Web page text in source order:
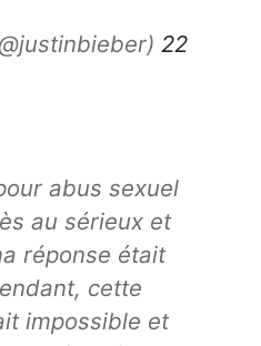
22
abus sexuel
au sérieux et
réponse était
cette
impossible et